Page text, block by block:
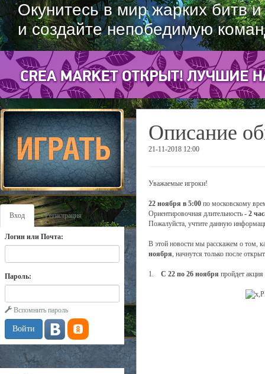
Окунитесь в мир жарких битв
и создайте непобедимую
Вход Регистрация
Логин или Почта:
Пароль:
Вспомнить пароль
Описание
21-11-2018 12:00
Уважаемые игроки!
22 ноября в 5:00 по московскому
Ориентировочная длительность - 2
Пожалуйста, учтите данную
В этой новости мы расскажем о том,
ноября, начнутся только после
1. С 22 по 26 ноября пройдет акция